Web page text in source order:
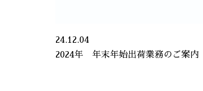
24.12.04
2024年 年末年始出荷業務のご案内